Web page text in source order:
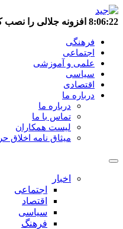
8:06:23 افزونه جلالی را نصب
فرهنگی
اجتماعی
علمی و آموزشی
سیاسی
اقتصادی
درباره ما
درباره ما
تماس با ما
لیست همکاران
میثاق نامه اخلاق
اخبار
اجتماعی
اقتصاد
سیاسی
فرهنگ